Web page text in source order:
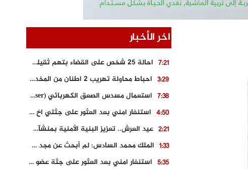
اخر الأخبار
7:21
احالة 25 شخص على القضاء بتهم ثقيلة على خلفية احداث المناطق الشمالية
3:29
احباط محاولة تهريب 2 اطنان من المخدرات بتارودانت
7:38
استعمال مسدس الصعق الكهربائي (Taser) من اجل تحرير شابة محتجزة
4:50
استنفار امني بعد العثور على جثتي اخ و ابن صاحب مطعم اسماك مشهور بطنجة
2:21
عيد العرش.. تعزيز البنية الأمنية بمنشآت و مصالح جديدة بكل من الحسيمة – فاس و الناظور
1:33
الملك محمد السادس: لم أبحث عن مجد شخصي.. وهَمي كرامة المغاربة
5:35
استنفار امني بعد العثور على جثة عضو سابق في حزب المصباح بالقنيطرة..